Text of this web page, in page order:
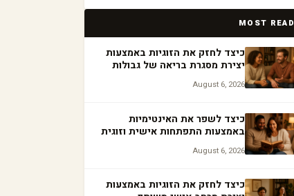
MOST READ
כיצד לחזק את הזוגיות באמצעות
יצירת מסגרת בריאה של גבולות
August 6, 2026
כיצד לשפר את האינטימיות
באמצעות התפתחות אישית וזוגית
August 6, 2026
כיצד לחזק את הזוגיות באמצעות